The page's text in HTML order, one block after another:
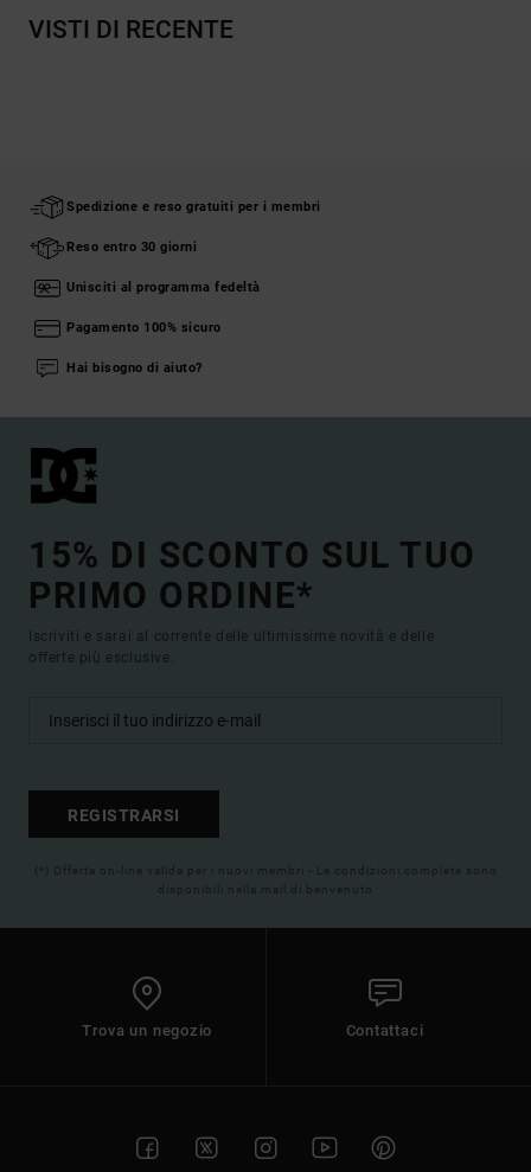
VISTI DI RECENTE
Spedizione e reso gratuiti per i membri
Reso entro 30 giorni
Unisciti al programma fedeltà
Pagamento 100% sicuro
Hai bisogno di aiuto?
15% DI SCONTO SUL TUO
PRIMO ORDINE*
Iscriviti e sarai al corrente delle ultimissime novità e delle
offerte più esclusive.
REGISTRARSI
(*) Offerta on-line valida per i nuovi membri - Le condizioni complete sono
disponibili nella mail di benvenuto
Trova un negozio Contattaci